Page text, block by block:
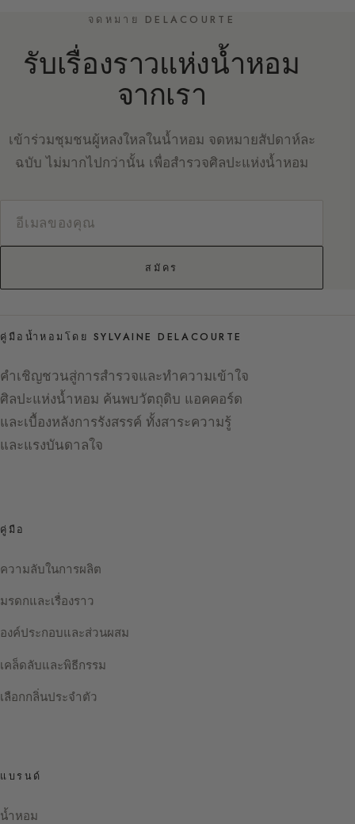
จดหมาย DELACOURTE
รับเรื่องราวแห่งน้ำหอม
จากเรา
เข้าร่วมชุมชนผู้หลงใหลในน้ำหอม จดหมายสัปดาห์ละ
ฉบับ ไม่มากไปกว่านั้น เพื่อสำรวจศิลปะแห่งน้ำหอม
สมัคร
คู่มือน้ำหอมโดย SYLVAINE DELACOURTE
คำเชิญชวนสู่การสำรวจและทำความเข้าใจ
ศิลปะแห่งน้ำหอม ค้นพบวัตถุดิบ แอคคอร์ด
และเบื้องหลังการรังสรรค์ ทั้งสาระความรู้
และแรงบันดาลใจ
คู่มือ
ความลับในการผลิต
มรดกและเรื่องราว
องค์ประกอบและส่วนผสม
เคล็ดลับและพิธีกรรม
เลือกกลิ่นประจำตัว
แบรนด์
น้ำหอม